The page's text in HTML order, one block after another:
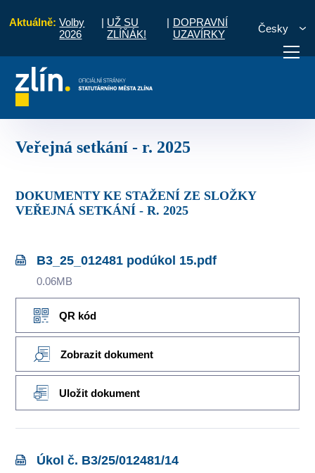
Aktuálně: Volby
2026
| UŽ SU
ZLÍŇÁK!
| DOPRAVNÍ
UZAVÍRKY
Česky
vyřídit
Veřejná setkání - r. 2025
DOKUMENTY KE STAŽENÍ ZE SLOŽKY
VEŘEJNÁ SETKÁNÍ - R. 2025
B3_25_012481 podúkol 15.pdf
0.06MB
QR kód
Zobrazit dokument
Uložit dokument
Úkol č. B3/25/012481/14